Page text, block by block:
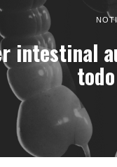
intestinal